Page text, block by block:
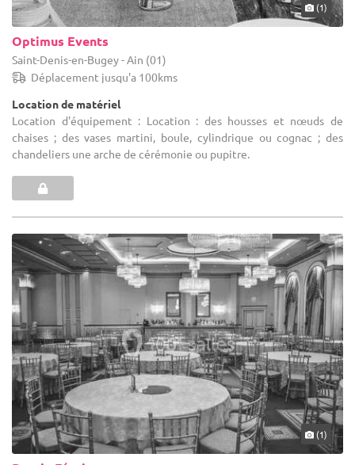
(1)
Optimus Events
Saint-Denis-en-Bugey - Ain (01)
Déplacement jusqu'a 100kms
Location de matériel
Location d'équipement : Location : des housses et nœuds de
chaises ; des vases martini, boule, cylindrique ou cognac ; des
chandeliers une arche de cérémonie ou pupitre.
(1)